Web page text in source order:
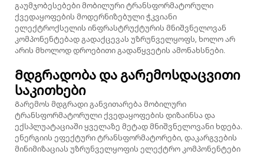
გაუმჯობესებები მობილური ტრანსფორმატორული
ქვედაყოფების მოდერნიზებული ჭკვიანი
ელექტროქსელის ინფრასტრუქტურის მნიშვნელოვან
კომპონენტებად გადაქცევას უზრუნველყოფს, ხოლო არ
არის მხოლოდ დროებითი გადაწყვეტის ამონახსნები.
Მდგრადობა და გარემოსდაცვითი
საკითხები
Გარემოს მდგრადი განვითარება მობილური
ტრანსფორმატორული ქვედაყოფების დიზაინსა და
ექსპლუატაციაში ყველაზე მეტად მნიშვნელოვანი ხდება.
ენერგიის ეფექტური ტრანსფორმატორები, დაკარგვების
მინიმიზაციას უზრუნველყოფის ელექტრო კომპონენტები